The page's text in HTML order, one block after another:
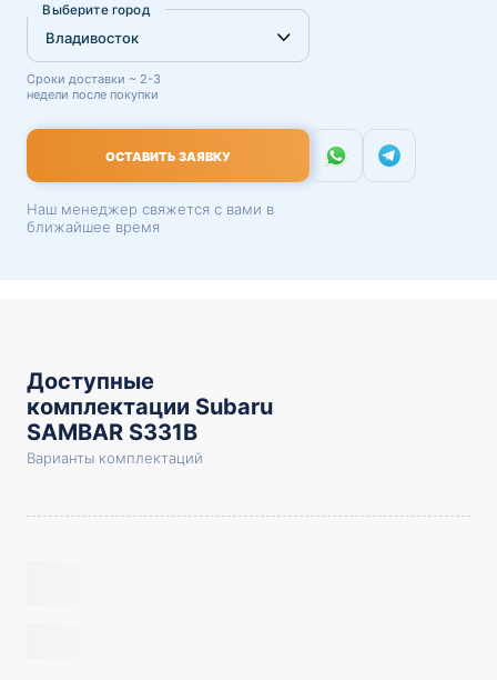
Выберите город
Сроки доставки ~ 2-3
недели после покупки
ОСТАВИТЬ ЗАЯВКУ
Наш менеджер свяжется с вами в
ближайшее время
Доступные
комплектации Subaru
SAMBAR S331B
Варианты комплектаций